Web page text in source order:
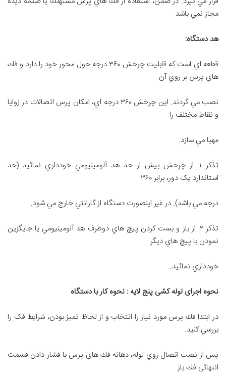
مجاز نمي باشد.
هد دستگاه:
قطعه اي است كه قابليت چرخش ۳۶۰ درجه حول محور خود را دارد و فك
هاي پرس بر روي آن
نصب مي گردند. اين چرخش ۳۶۰ درجه اي، امكان پرس اتصالات در زوايا
و نقاط مختلف را
مهيا مي سازد.
تذكر ۱: از چرخش بيش از حد هد آلومينيومي خودداري نمائيد (حد
استاندارد یک دور، برابر ۳۶۰
درجه مي باشد). در غير اينصورت دستگاه از گارانتي خارج مي شود.
تذكر ۲: از باز و بست كردن پيچ هاي دوطرف هد آلومينيومي يا جايگزين
نمودن با پيچ هاي ديگر
خودداري نمائيد.
نحوه اجرای لوله کشی پنج لایه : نحوه كار با دستگاه
در ابتدا فك پرس مورد نياز را انتخاب و از لحاظ تميز بودن، شرایط فک را
بررسي كنيد.
پس از نصب اتصال روي لوله، دهانه فك های پرس با فشار دادن قسمت
انتهائی فك باز